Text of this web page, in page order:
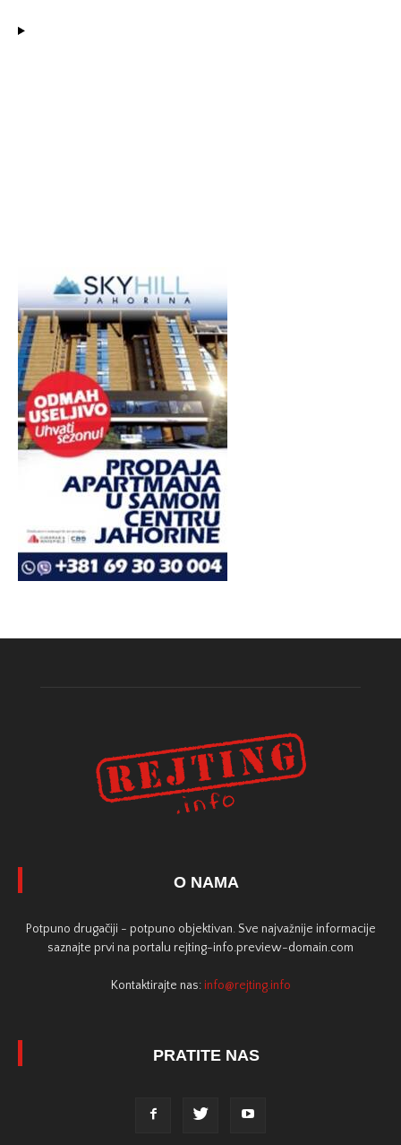
O NAMA
Potpuno drugačiji - potpuno objektivan. Sve najvažnije informacije
saznajte prvi na portalu rejting-info.preview-domain.com
Kontaktirajte nas: info@rejting.info
PRATITE NAS